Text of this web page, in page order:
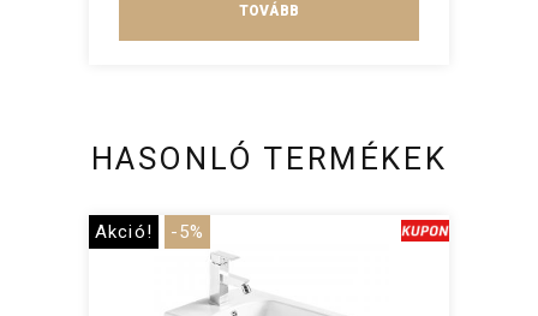
TOVÁBB
HASONLÓ TERMÉKEK
Akció! -5%